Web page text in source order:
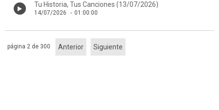
Tu Historia, Tus Canciones (13/07/2026)
14/07/2026 - 01:00:00
Anterior Siguiente
página 2 de 300